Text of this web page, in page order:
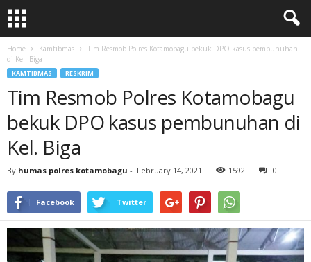
Home Kamtibmas
Tim Resmob Polres Kotamobagu bekuk DPO kasus pembunuhan
di Kel. Biga
KAMTIBMAS RESKRIM
Tim Resmob Polres Kotamobagu
bekuk DPO kasus pembunuhan di
Kel. Biga
By humas polres kotamobagu - February 14, 2021 1592 0
Facebook Twitter